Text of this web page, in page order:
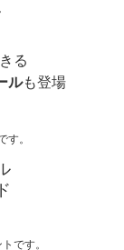
る
ルも登場
す。
です。